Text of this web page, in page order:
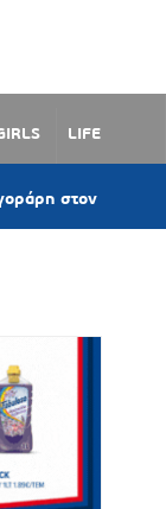
LIFE
δρόμο